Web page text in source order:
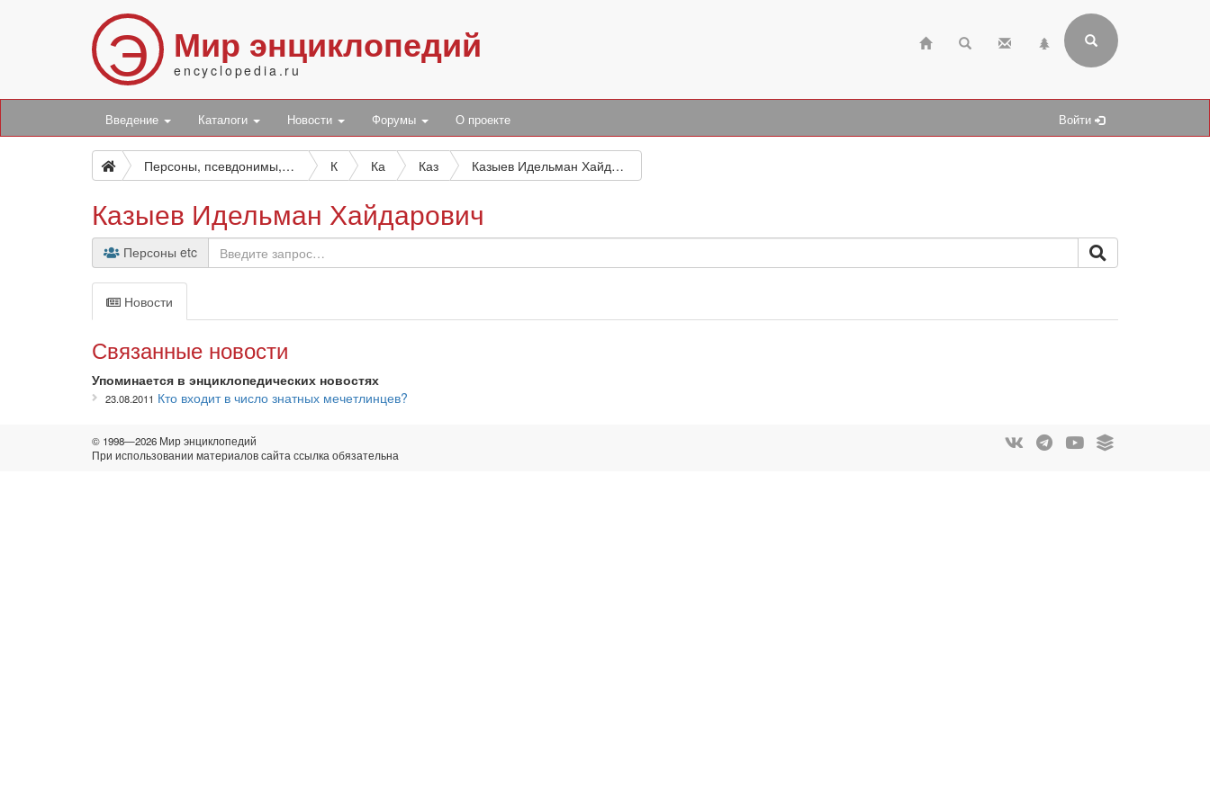
Э Мир энциклопедий
encyclopedia.ru
Введение Каталоги Новости Форумы О проекте Войти
Персоны, псевдонимы, персонажи и боты К Ка Каз Казыев Идельман Хайдарович
Казыев Идельман Хайдарович
Персоны etc
Новости
Связанные новости
Упоминается в энциклопедических новостях
23.08.2011 Кто входит в число знатных мечетлинцев?
© 1998—2026 Мир энциклопедий
При использовании материалов сайта ссылка обязательна